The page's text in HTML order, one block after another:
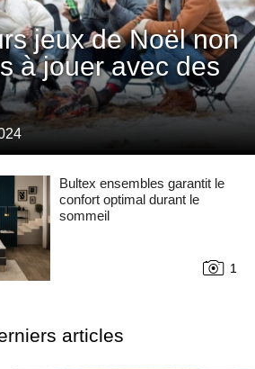
jeux de Noël non
à jouer avec des
Bultex ensembles garantit le
confort optimal durant le
sommeil
1
articles